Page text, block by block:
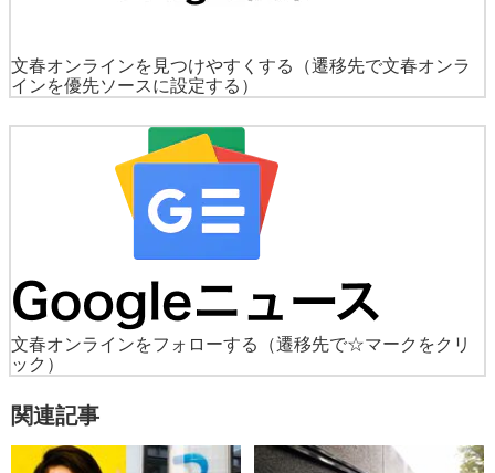
文春オンラインを見つけやすくする
（遷移先で文春オンラ
インを優先ソースに設定する）
文春オンラインをフォローする
（遷移先で☆マークをクリ
ック）
関連記事